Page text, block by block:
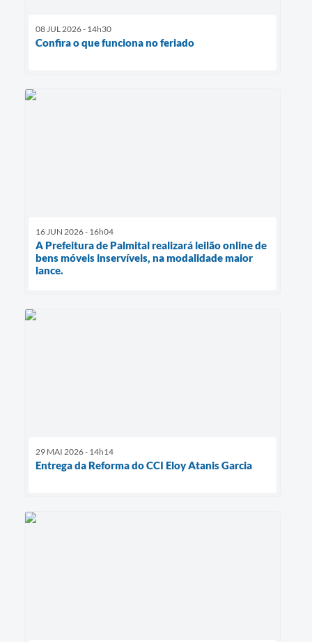
08 JUL 2026 - 14h30
Confira o que funciona no feriado
16 JUN 2026 - 16h04
A Prefeitura de Palmital realizará leilão online de
bens móveis inservíveis, na modalidade maior
lance.
29 MAI 2026 - 14h14
Entrega da Reforma do CCI Eloy Atanis Garcia